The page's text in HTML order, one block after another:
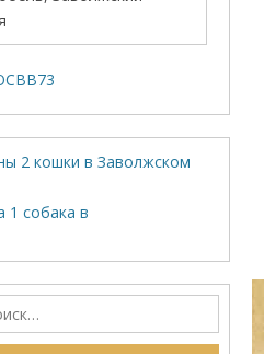
2 кошки в Заволжском
1 собака в